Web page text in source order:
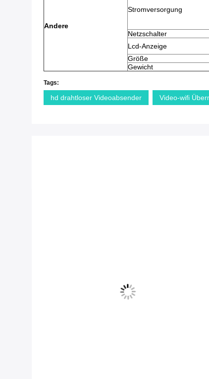
Andere
Stromversorgung
Netzschalter
Lcd-Anzeige
Größe
Gewicht
Tags:
hd drahtloser Videoabsender Video-wifi